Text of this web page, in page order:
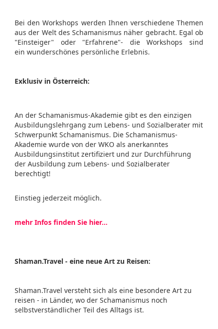
Bei den Workshops werden Ihnen verschiedene Themen
aus der Welt des Schamanismus näher gebracht. Egal ob
"Einsteiger" oder "Erfahrene"- die Workshops sind
ein wunderschönes persönliche Erlebnis.
Exklusiv in Österreich:
An der Schamanismus-Akademie gibt es den einzigen
Ausbildungslehrgang zum Lebens- und Sozialberater mit
Schwerpunkt Schamanismus. Die Schamanismus-
Akademie wurde von der WKO als anerkanntes
Ausbildungsinstitut zertifiziert und zur Durchführung
der Ausbildung zum Lebens- und Sozialberater
berechtigt!
Einstieg jederzeit möglich.
mehr Infos finden Sie hier...
Shaman.Travel - eine neue Art zu Reisen:
Shaman.Travel versteht sich als eine besondere Art zu
reisen - in Länder, wo der Schamanismus noch
selbstverständlicher Teil des Alltags ist.